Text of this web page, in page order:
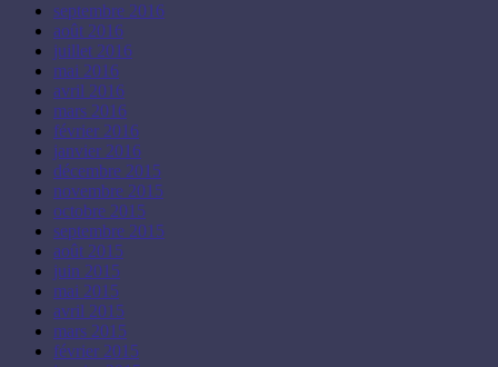
septembre 2016
août 2016
juillet 2016
mai 2016
avril 2016
mars 2016
février 2016
janvier 2016
décembre 2015
novembre 2015
octobre 2015
septembre 2015
août 2015
juin 2015
mai 2015
avril 2015
mars 2015
février 2015